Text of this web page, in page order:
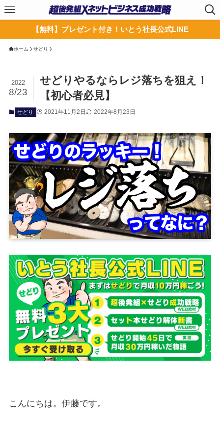
【無料】プレゼント付き！いとう社長公式LINE
ホーム せどり
せどりやるならレジ落ちを狙え！
【初心者必見】
2022
8/23
せどり 2021年11月2日 2022年8月23日
こんにちは。伊藤です。